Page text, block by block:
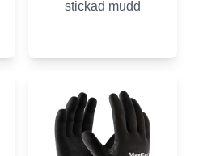
stickad mudd